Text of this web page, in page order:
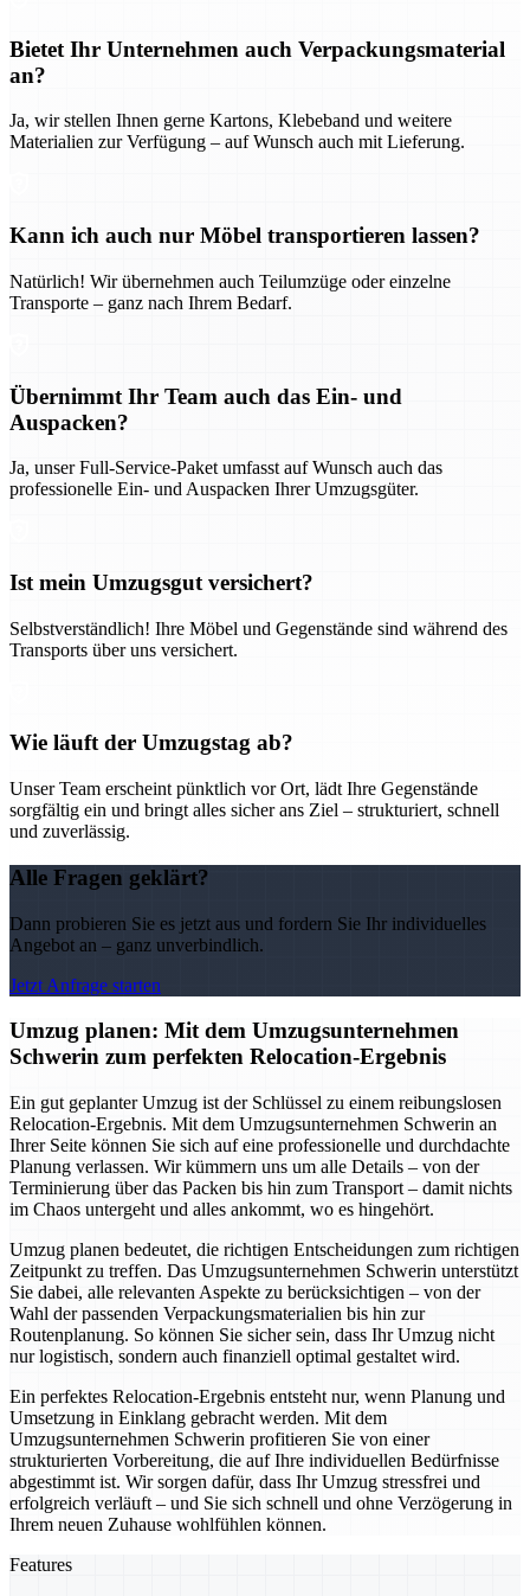
Bietet Ihr Unternehmen auch Verpackungsmaterial
an?
Ja, wir stellen Ihnen gerne Kartons, Klebeband und weitere
Materialien zur Verfügung – auf Wunsch auch mit Lieferung.
Kann ich auch nur Möbel transportieren lassen?
Natürlich! Wir übernehmen auch Teilumzüge oder einzelne
Transporte – ganz nach Ihrem Bedarf.
Übernimmt Ihr Team auch das Ein- und
Auspacken?
Ja, unser Full-Service-Paket umfasst auf Wunsch auch das
professionelle Ein- und Auspacken Ihrer Umzugsgüter.
Ist mein Umzugsgut versichert?
Selbstverständlich! Ihre Möbel und Gegenstände sind während des
Transports über uns versichert.
Wie läuft der Umzugstag ab?
Unser Team erscheint pünktlich vor Ort, lädt Ihre Gegenstände
sorgfältig ein und bringt alles sicher ans Ziel – strukturiert, schnell
und zuverlässig.
Alle Fragen geklärt?
Dann probieren Sie es jetzt aus und fordern Sie Ihr individuelles
Angebot an – ganz unverbindlich.
Jetzt Anfrage starten
Umzug planen: Mit dem Umzugsunternehmen
Schwerin zum perfekten Relocation-Ergebnis
Ein gut geplanter Umzug ist der Schlüssel zu einem reibungslosen
Relocation-Ergebnis. Mit dem Umzugsunternehmen Schwerin an
Ihrer Seite können Sie sich auf eine professionelle und durchdachte
Planung verlassen. Wir kümmern uns um alle Details – von der
Terminierung über das Packen bis hin zum Transport – damit nichts
im Chaos untergeht und alles ankommt, wo es hingehört.
Umzug planen bedeutet, die richtigen Entscheidungen zum richtigen
Zeitpunkt zu treffen. Das Umzugsunternehmen Schwerin unterstützt
Sie dabei, alle relevanten Aspekte zu berücksichtigen – von der
Wahl der passenden Verpackungsmaterialien bis hin zur
Routenplanung. So können Sie sicher sein, dass Ihr Umzug nicht
nur logistisch, sondern auch finanziell optimal gestaltet wird.
Ein perfektes Relocation-Ergebnis entsteht nur, wenn Planung und
Umsetzung in Einklang gebracht werden. Mit dem
Umzugsunternehmen Schwerin profitieren Sie von einer
strukturierten Vorbereitung, die auf Ihre individuellen Bedürfnisse
abgestimmt ist. Wir sorgen dafür, dass Ihr Umzug stressfrei und
erfolgreich verläuft – und Sie sich schnell und ohne Verzögerung in
Ihrem neuen Zuhause wohlfühlen können.
Features